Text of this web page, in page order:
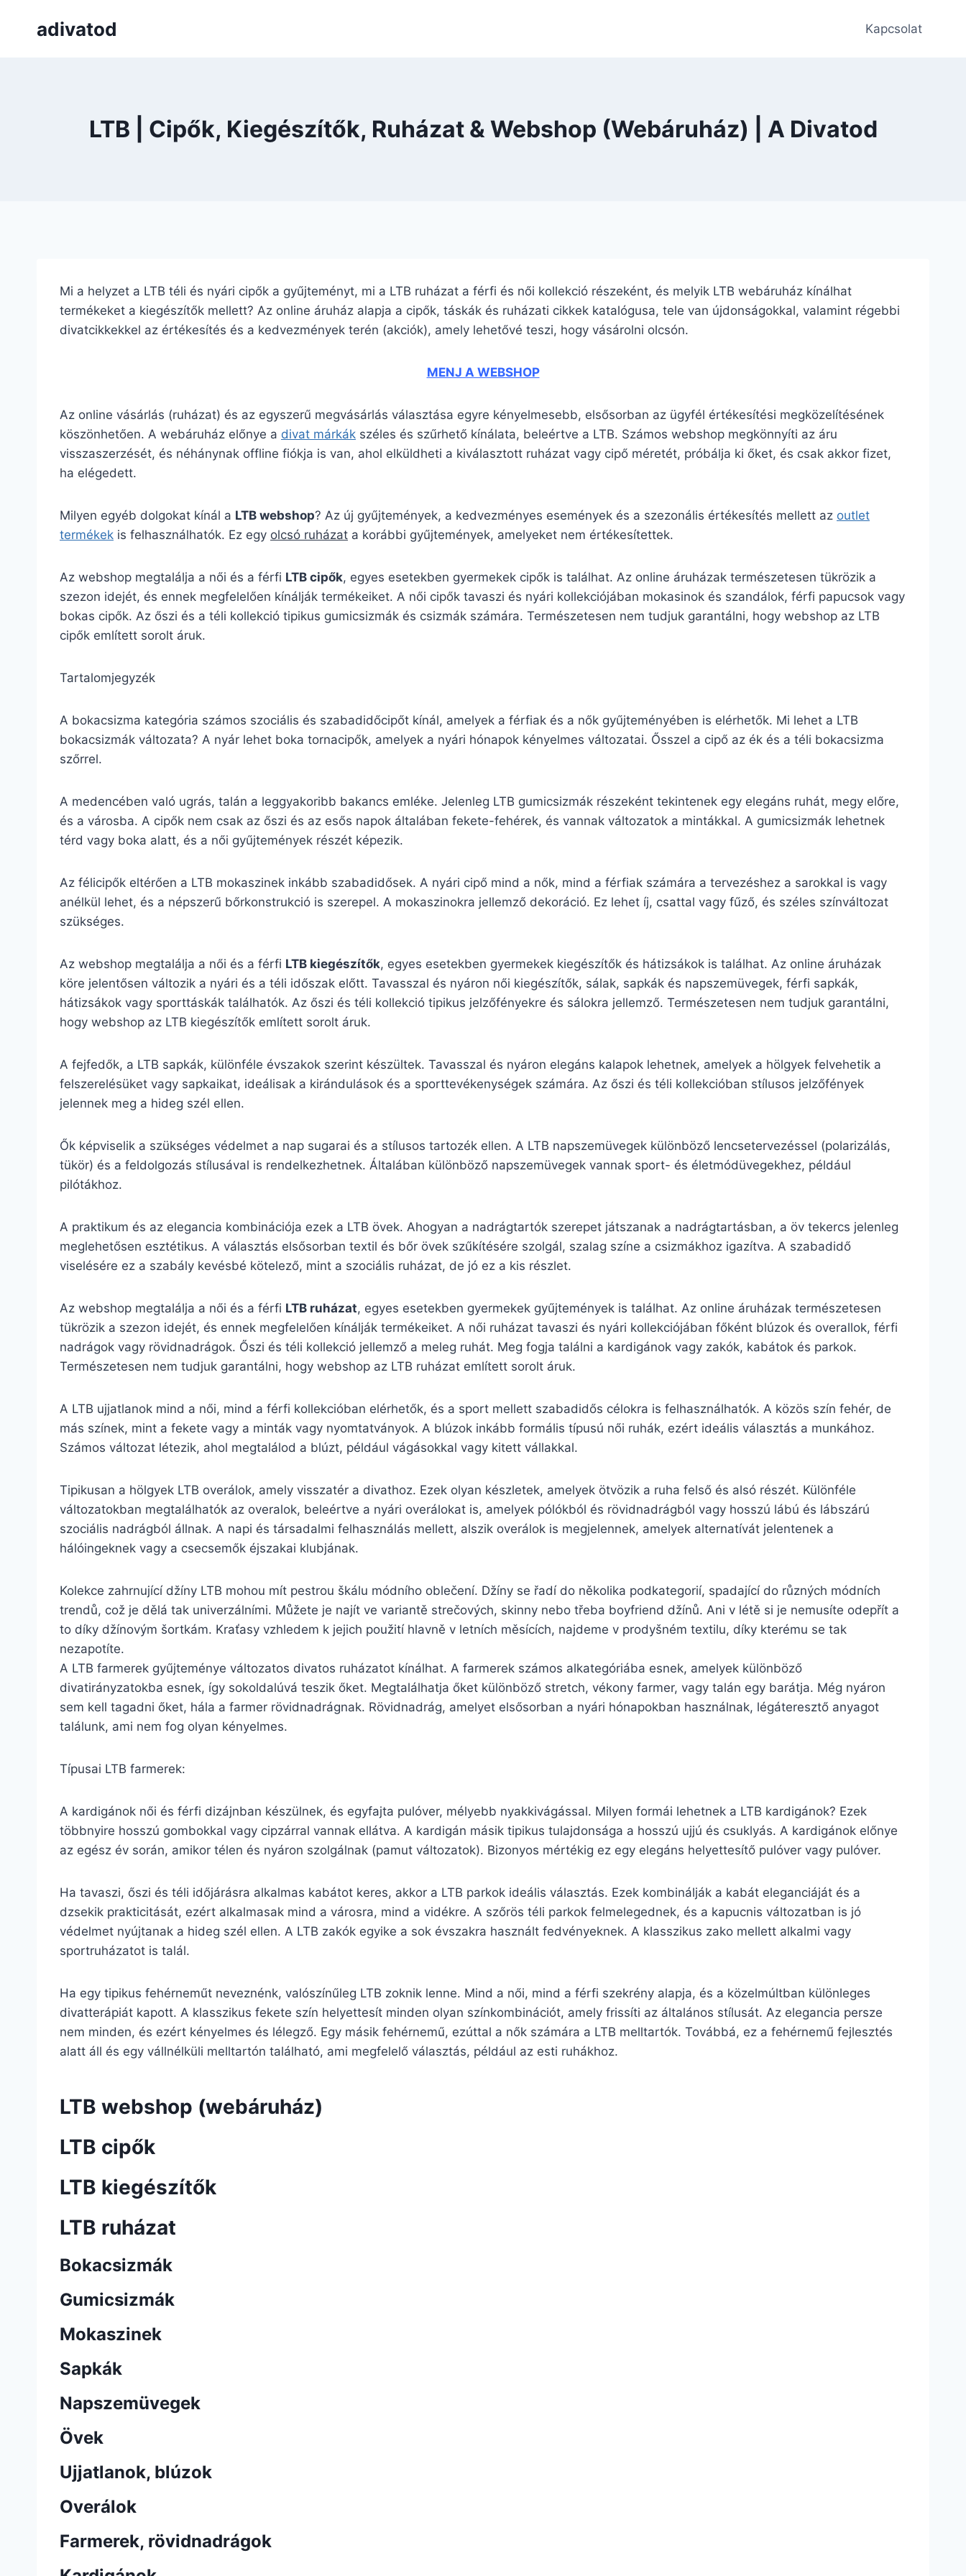
adivatod Kapcsolat
LTB | Cipők, Kiegészítők, Ruházat & Webshop (Webáruház) | A Divatod
Mi a helyzet a LTB téli és nyári cipők a gyűjteményt, mi a LTB ruházat a férfi és női kollekció részeként, és melyik LTB webáruház kínálhat
termékeket a kiegészítők mellett? Az online áruház alapja a cipők, táskák és ruházati cikkek katalógusa, tele van újdonságokkal, valamint régebbi
divatcikkekkel az értékesítés és a kedvezmények terén (akciók), amely lehetővé teszi, hogy vásárolni olcsón.
MENJ A WEBSHOP
Az online vásárlás (ruházat) és az egyszerű megvásárlás választása egyre kényelmesebb, elsősorban az ügyfél értékesítési megközelítésének
köszönhetően. A webáruház előnye a divat márkák széles és szűrhető kínálata, beleértve a LTB. Számos webshop megkönnyíti az áru
visszaszerzését, és néhánynak offline fiókja is van, ahol elküldheti a kiválasztott ruházat vagy cipő méretét, próbálja ki őket, és csak akkor fizet,
ha elégedett.
Milyen egyéb dolgokat kínál a LTB webshop? Az új gyűjtemények, a kedvezményes események és a szezonális értékesítés mellett az outlet
termékek is felhasználhatók. Ez egy olcsó ruházat a korábbi gyűjtemények, amelyeket nem értékesítettek.
Az webshop megtalálja a női és a férfi LTB cipők, egyes esetekben gyermekek cipők is találhat. Az online áruházak természetesen tükrözik a
szezon idejét, és ennek megfelelően kínálják termékeiket. A női cipők tavaszi és nyári kollekciójában mokasinok és szandálok, férfi papucsok vagy
bokas cipők. Az őszi és a téli kollekció tipikus gumicsizmák és csizmák számára. Természetesen nem tudjuk garantálni, hogy webshop az LTB
cipők említett sorolt áruk.
Tartalomjegyzék
A bokacsizma kategória számos szociális és szabadidőcipőt kínál, amelyek a férfiak és a nők gyűjteményében is elérhetők. Mi lehet a LTB
bokacsizmák változata? A nyár lehet boka tornacipők, amelyek a nyári hónapok kényelmes változatai. Ősszel a cipő az ék és a téli bokacsizma
szőrrel.
A medencében való ugrás, talán a leggyakoribb bakancs emléke. Jelenleg LTB gumicsizmák részeként tekintenek egy elegáns ruhát, megy előre,
és a városba. A cipők nem csak az őszi és az esős napok általában fekete-fehérek, és vannak változatok a mintákkal. A gumicsizmák lehetnek
térd vagy boka alatt, és a női gyűjtemények részét képezik.
Az félicipők eltérően a LTB mokaszinek inkább szabadidősek. A nyári cipő mind a nők, mind a férfiak számára a tervezéshez a sarokkal is vagy
anélkül lehet, és a népszerű bőrkonstrukció is szerepel. A mokaszinokra jellemző dekoráció. Ez lehet íj, csattal vagy fűző, és széles színváltozat
szükséges.
Az webshop megtalálja a női és a férfi LTB kiegészítők, egyes esetekben gyermekek kiegészítők és hátizsákok is találhat. Az online áruházak
köre jelentősen változik a nyári és a téli időszak előtt. Tavasszal és nyáron női kiegészítők, sálak, sapkák és napszemüvegek, férfi sapkák,
hátizsákok vagy sporttáskák találhatók. Az őszi és téli kollekció tipikus jelzőfényekre és sálokra jellemző. Természetesen nem tudjuk garantálni,
hogy webshop az LTB kiegészítők említett sorolt áruk.
A fejfedők, a LTB sapkák, különféle évszakok szerint készültek. Tavasszal és nyáron elegáns kalapok lehetnek, amelyek a hölgyek felvehetik a
felszerelésüket vagy sapkaikat, ideálisak a kirándulások és a sporttevékenységek számára. Az őszi és téli kollekcióban stílusos jelzőfények
jelennek meg a hideg szél ellen.
Ők képviselik a szükséges védelmet a nap sugarai és a stílusos tartozék ellen. A LTB napszemüvegek különböző lencsetervezéssel (polarizálás,
tükör) és a feldolgozás stílusával is rendelkezhetnek. Általában különböző napszemüvegek vannak sport- és életmódüvegekhez, például
pilótákhoz.
A praktikum és az elegancia kombinációja ezek a LTB övek. Ahogyan a nadrágtartók szerepet játszanak a nadrágtartásban, a öv tekercs jelenleg
meglehetősen esztétikus. A választás elsősorban textil és bőr övek szűkítésére szolgál, szalag színe a csizmákhoz igazítva. A szabadidő
viselésére ez a szabály kevésbé kötelező, mint a szociális ruházat, de jó ez a kis részlet.
Az webshop megtalálja a női és a férfi LTB ruházat, egyes esetekben gyermekek gyűjtemények is találhat. Az online áruházak természetesen
tükrözik a szezon idejét, és ennek megfelelően kínálják termékeiket. A női ruházat tavaszi és nyári kollekciójában főként blúzok és overallok, férfi
nadrágok vagy rövidnadrágok. Őszi és téli kollekció jellemző a meleg ruhát. Meg fogja találni a kardigánok vagy zakók, kabátok és parkok.
Természetesen nem tudjuk garantálni, hogy webshop az LTB ruházat említett sorolt áruk.
A LTB ujjatlanok mind a női, mind a férfi kollekcióban elérhetők, és a sport mellett szabadidős célokra is felhasználhatók. A közös szín fehér, de
más színek, mint a fekete vagy a minták vagy nyomtatványok. A blúzok inkább formális típusú női ruhák, ezért ideális választás a munkához.
Számos változat létezik, ahol megtalálod a blúzt, például vágásokkal vagy kitett vállakkal.
Tipikusan a hölgyek LTB overálok, amely visszatér a divathoz. Ezek olyan készletek, amelyek ötvözik a ruha felső és alsó részét. Különféle
változatokban megtalálhatók az overalok, beleértve a nyári overálokat is, amelyek pólókból és rövidnadrágból vagy hosszú lábú és lábszárú
szociális nadrágból állnak. A napi és társadalmi felhasználás mellett, alszik overálok is megjelennek, amelyek alternatívát jelentenek a
hálóingeknek vagy a csecsemők éjszakai klubjának.
Kolekce zahrnující džíny LTB mohou mít pestrou škálu módního oblečení. Džíny se řadí do několika podkategorií, spadající do různých módních
trendů, což je dělá tak univerzálními. Můžete je najít ve variantě strečových, skinny nebo třeba boyfriend džínů. Ani v létě si je nemusíte odepřít a
to díky džínovým šortkám. Kraťasy vzhledem k jejich použití hlavně v letních měsících, najdeme v prodyšném textilu, díky kterému se tak
nezapotíte.
A LTB farmerek gyűjteménye változatos divatos ruházatot kínálhat. A farmerek számos alkategóriába esnek, amelyek különböző
divatirányzatokba esnek, így sokoldalúvá teszik őket. Megtalálhatja őket különböző stretch, vékony farmer, vagy talán egy barátja. Még nyáron
sem kell tagadni őket, hála a farmer rövidnadrágnak. Rövidnadrág, amelyet elsősorban a nyári hónapokban használnak, légáteresztő anyagot
találunk, ami nem fog olyan kényelmes.
Típusai LTB farmerek:
A kardigánok női és férfi dizájnban készülnek, és egyfajta pulóver, mélyebb nyakkivágással. Milyen formái lehetnek a LTB kardigánok? Ezek
többnyire hosszú gombokkal vagy cipzárral vannak ellátva. A kardigán másik tipikus tulajdonsága a hosszú ujjú és csuklyás. A kardigánok előnye
az egész év során, amikor télen és nyáron szolgálnak (pamut változatok). Bizonyos mértékig ez egy elegáns helyettesítő pulóver vagy pulóver.
Ha tavaszi, őszi és téli időjárásra alkalmas kabátot keres, akkor a LTB parkok ideális választás. Ezek kombinálják a kabát eleganciáját és a
dzsekik prakticitását, ezért alkalmasak mind a városra, mind a vidékre. A szőrös téli parkok felmelegednek, és a kapucnis változatban is jó
védelmet nyújtanak a hideg szél ellen. A LTB zakók egyike a sok évszakra használt fedvényeknek. A klasszikus zako mellett alkalmi vagy
sportruházatot is talál.
Ha egy tipikus fehérneműt neveznénk, valószínűleg LTB zoknik lenne. Mind a női, mind a férfi szekrény alapja, és a közelmúltban különleges
divatterápiát kapott. A klasszikus fekete szín helyettesít minden olyan színkombinációt, amely frissíti az általános stílusát. Az elegancia persze
nem minden, és ezért kényelmes és lélegző. Egy másik fehérnemű, ezúttal a nők számára a LTB melltartók. Továbbá, ez a fehérnemű fejlesztés
alatt áll és egy vállnélküli melltartón található, ami megfelelő választás, például az esti ruhákhoz.
LTB webshop (webáruház)
LTB cipők
LTB kiegészítők
LTB ruházat
Bokacsizmák
Gumicsizmák
Mokaszinek
Sapkák
Napszemüvegek
Övek
Ujjatlanok, blúzok
Overálok
Farmerek, rövidnadrágok